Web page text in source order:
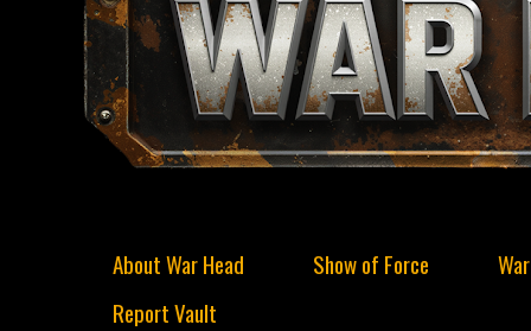
About War Head Show of Force
Report Vault